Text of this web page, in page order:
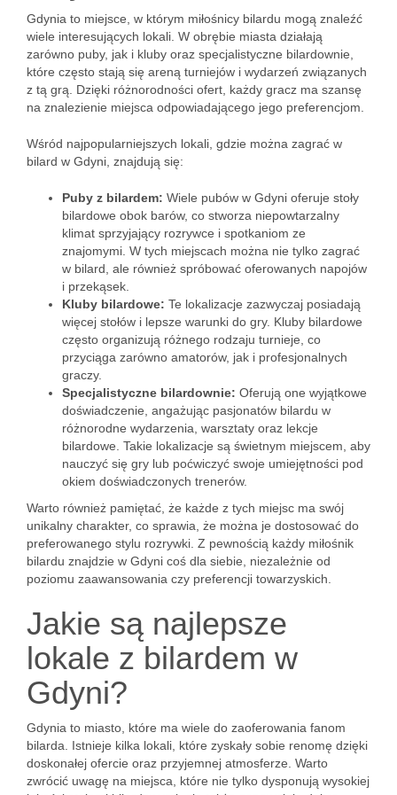
Gdynia to miejsce, w którym miłośnicy bilardu mogą znaleźć
wiele interesujących lokali. W obrębie miasta działają
zarówno puby, jak i kluby oraz specjalistyczne bilardownie,
które często stają się areną turniejów i wydarzeń związanych
z tą grą. Dzięki różnorodności ofert, każdy gracz ma szansę
na znalezienie miejsca odpowiadającego jego preferencjom.
Wśród najpopularniejszych lokali, gdzie można zagrać w
bilard w Gdyni, znajdują się:
Puby z bilardem: Wiele pubów w Gdyni oferuje stoły
bilardowe obok barów, co stworza niepowtarzalny
klimat sprzyjający rozrywce i spotkaniom ze
znajomymi. W tych miejscach można nie tylko zagrać
w bilard, ale również spróbować oferowanych napojów
i przekąsek.
Kluby bilardowe: Te lokalizacje zazwyczaj posiadają
więcej stołów i lepsze warunki do gry. Kluby bilardowe
często organizują różnego rodzaju turnieje, co
przyciąga zarówno amatorów, jak i profesjonalnych
graczy.
Specjalistyczne bilardownie: Oferują one wyjątkowe
doświadczenie, angażując pasjonatów bilardu w
różnorodne wydarzenia, warsztaty oraz lekcje
bilardowe. Takie lokalizacje są świetnym miejscem, aby
nauczyć się gry lub poćwiczyć swoje umiejętności pod
okiem doświadczonych trenerów.
Warto również pamiętać, że każde z tych miejsc ma swój
unikalny charakter, co sprawia, że można je dostosować do
preferowanego stylu rozrywki. Z pewnością każdy miłośnik
bilardu znajdzie w Gdyni coś dla siebie, niezależnie od
poziomu zaawansowania czy preferencji towarzyskich.
Jakie są najlepsze
lokale z bilardem w
Gdyni?
Gdynia to miasto, które ma wiele do zaoferowania fanom
bilarda. Istnieje kilka lokali, które zyskały sobie renomę dzięki
doskonałej ofercie oraz przyjemnej atmosferze. Warto
zwrócić uwagę na miejsca, które nie tylko dysponują wysokiej